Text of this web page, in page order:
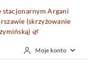
stacjonarnym Argani
(skrzyżowanie
🌿
Moje konto